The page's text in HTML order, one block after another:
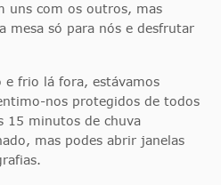
uns com os outros, mas
mesa só para nós e desfrutar
e frio lá fora, estávamos
nos protegidos de todos
15 minutos de chuva
mas podes abrir janelas